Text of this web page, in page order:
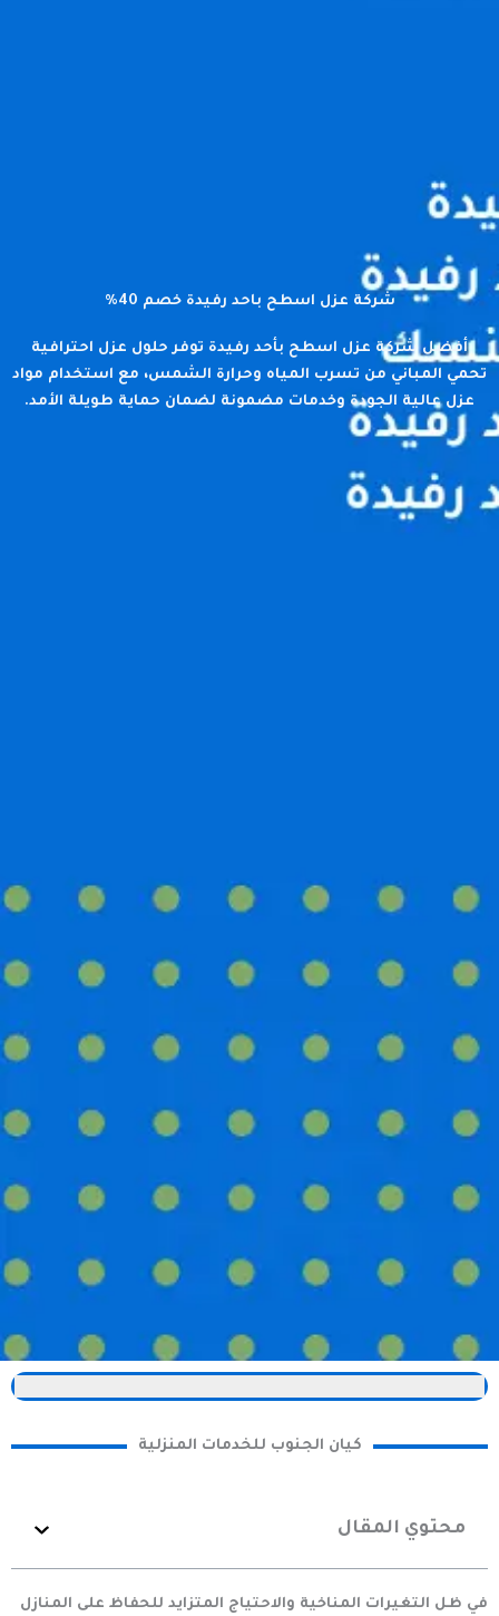
شركة عزل اسطح باحد رفيدة خصم 40%
أفضل شركة عزل اسطح بأحد رفيدة توفر حلول عزل احترافية
تحمي المباني من تسرب المياه وحرارة الشمس، مع استخدام مواد
عزل عالية الجودة وخدمات مضمونة لضمان حماية طويلة الأمد.
كيان الجنوب للخدمات المنزلية
محتوي المقال
في ظل التغيرات المناخية والاحتياج المتزايد للحفاظ على المنازل